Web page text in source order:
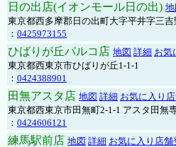
日の出店(イオンモール日の出) 地
東京都西多摩郡日の出町大字平井字三吉
： 0425973155
ひばりが丘パルコ店 地図 詳細 お気
東京都西東京市ひばりが丘1-1-1
： 0424388901
田無アスタ店 地図 詳細 お気に入り
東京都西東京市田無町2-1-1 アスタ田無
： 0424606121
練馬駅前店 地図 詳細 お気に入り店舗